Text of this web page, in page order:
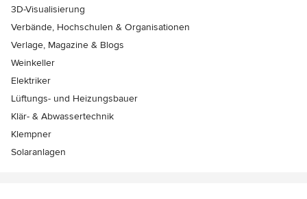
3D-Visualisierung
Verbände, Hochschulen & Organisationen
Verlage, Magazine & Blogs
Weinkeller
Elektriker
Lüftungs- und Heizungsbauer
Klär- & Abwassertechnik
Klempner
Solaranlagen